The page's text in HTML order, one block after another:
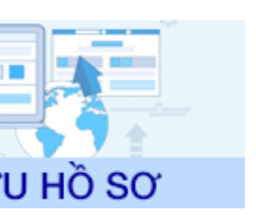
mục thủ tục hành chính
duyệt Quy trình nội bộ, quy
hành chính trong lĩnh vực Du
quản lý của Sở Văn hóa, Thể